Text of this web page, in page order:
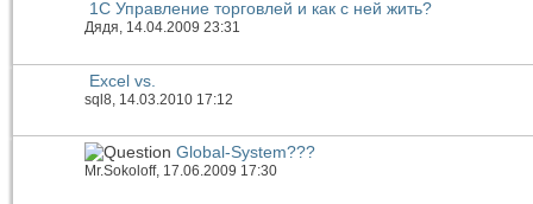
1С Управление торговлей и как с ней жить?
Дядя, 14.04.2009 23:31
Excel vs.
sql8, 14.03.2010 17:12
Global-System???
Mr.Sokoloff, 17.06.2009 17:30